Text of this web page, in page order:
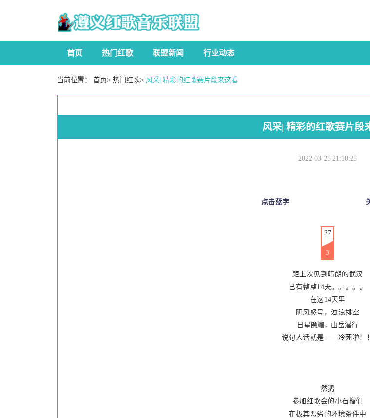
首页 热门红歌 联盟新闻 行业动态
当前位置： 首页> 热门红歌> 风采| 精彩的红歌赛片段来这看
风采| 精彩的红歌赛片段
2022-03-25 21:10:25
点击蓝字
27
3
距上次见到晴朗的武汉
已有整整14天。。。。。
在这14天里
阴风怒号，浊浪排空
日星隐耀，山岳潜行
说句人话就是——冷死啦！！
然鹅
参加红歌会的小石榴们
在极其恶劣的环境条件中